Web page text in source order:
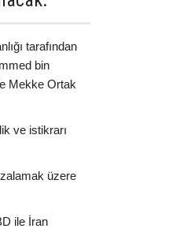
tarafından
bin
Mekke Ortak
ve istikrarı
üzere
ile İran